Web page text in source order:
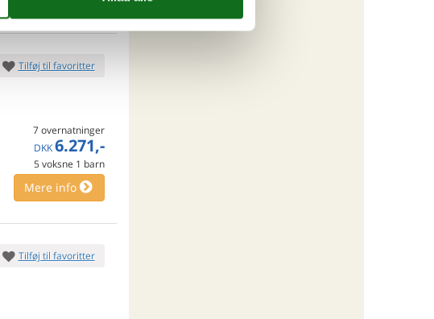
Tilføj til favoritter
7 overnatninger
DKK 6.271,-
5 voksne 1 barn
Mere info
Tilføj til favoritter